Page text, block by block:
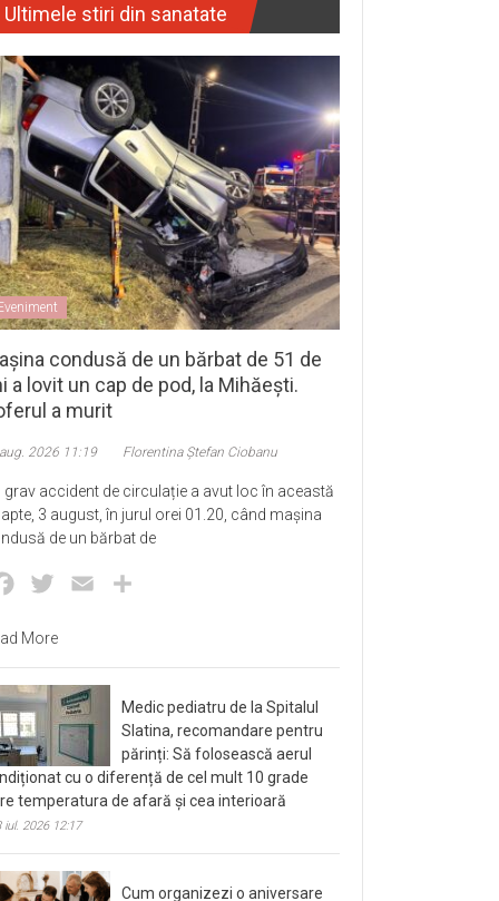
Ultimele stiri din sanatate
condusă de un bărbat de 51 de
a lovit un cap de pod, la Mihăești.
a murit
2026 11:19 Florentina Ștefan Ciobanu
grav accident de circulație a avut loc în această
3 august, în jurul orei 01.20, când mașina
de un bărbat de
Facebook
Twitter Email
More
Medic pediatru de la Spitalul
Slatina, recomandare pentru
părinți: Să folosească aerul
cu o diferență de cel mult 10 grade
temperatura de afară și cea interioară
iul. 2026 12:17
Cum organizezi o aniversare